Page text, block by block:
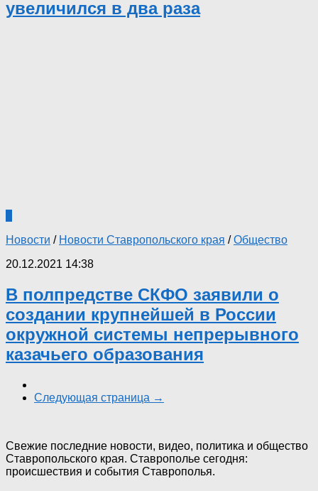
увеличился в два раза
Новости / Новости Ставропольского края /Общество
20.12.2021 14:38
В полпредстве СКФО заявили о
создании крупнейшей в России
окружной системы непрерывного
казачьего образования
Следующая страница →
Свежие последние новости, видео, политика и общество
Ставропольского края. Ставрополье сегодня:
происшествия и события Ставрополья.